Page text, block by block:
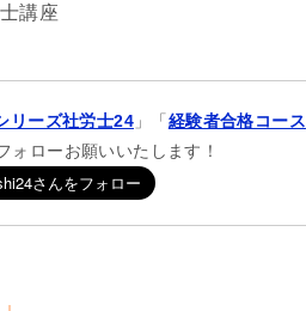
講座
リーズ社労士24 」「経験者合格コース
ォローお願いいたします！